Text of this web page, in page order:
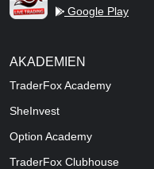
Google Play
AKADEMIEN
TraderFox Academy
SheInvest
Option Academy
TraderFox Clubhouse